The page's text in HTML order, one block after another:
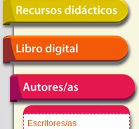
Escritores/as